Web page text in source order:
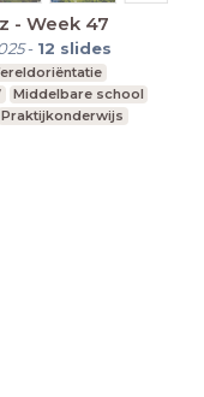
- Week 47
- 12 slides
Middelbare school
Praktijkonderwijs